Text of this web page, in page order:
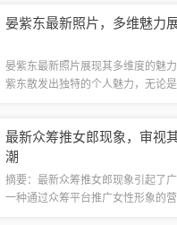
晏紫东最新照片，多维魅力
晏紫东最新照片展现其多维度的魅
紫东散发出独特的个人魅力，无论
紫东最新的形象和风采，让人们更
最新众筹推女郎现象，审视
潮
摘要：最新众筹推女郎现象引起了
一种通过众筹平台推广女性形象的